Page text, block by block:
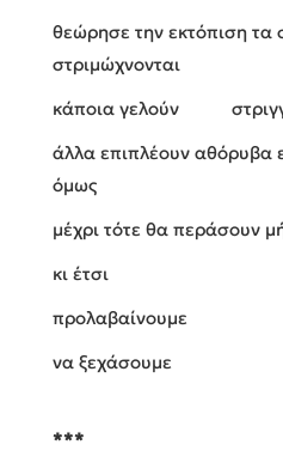
θεώρησε την εκτόπιση
στριμώχνονται
κάποια γελούν
άλλα επιπλέουν αθόρυβα
όμως
μέχρι τότε θα περάσουν
κι έτσι
προλαβαίνουμε
να ξεχάσουμε
***